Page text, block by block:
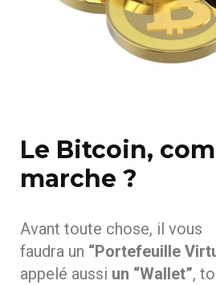
Le Bitcoin,
marche ?
Avant toute chose, il vous
faudra un “Portefeuille
appelé aussi un “Wallet”,